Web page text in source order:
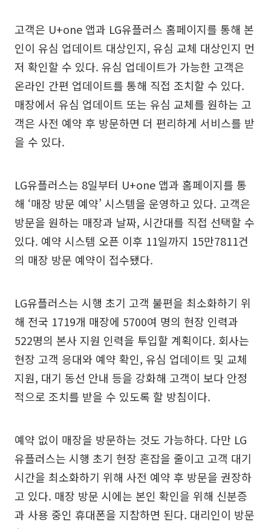
고객은 U+one 앱과 LG유플러스 홈페이지를 통해 본
인이 유심 업데이트 대상인지, 유심 교체 대상인지 먼
저 확인할 수 있다. 유심 업데이트가 가능한 고객은
온라인 간편 업데이트를 통해 직접 조치할 수 있다.
매장에서 유심 업데이트 또는 유심 교체를 원하는 고
객은 사전 예약 후 방문하면 더 편리하게 서비스를 받
을 수 있다.
LG유플러스는 8일부터 U+one 앱과 홈페이지를 통
해 ‘매장 방문 예약’ 시스템을 운영하고 있다. 고객은
방문을 원하는 매장과 날짜, 시간대를 직접 선택할 수
있다. 예약 시스템 오픈 이후 11일까지 15만7811건
의 매장 방문 예약이 접수됐다.
LG유플러스는 시행 초기 고객 불편을 최소화하기 위
해 전국 1719개 매장에 5700여 명의 현장 인력과
522명의 본사 지원 인력을 투입할 계획이다. 회사는
현장 고객 응대와 예약 확인, 유심 업데이트 및 교체
지원, 대기 동선 안내 등을 강화해 고객이 보다 안정
적으로 조치를 받을 수 있도록 할 방침이다.
예약 없이 매장을 방문하는 것도 가능하다. 다만 LG
유플러스는 시행 초기 현장 혼잡을 줄이고 고객 대기
시간을 최소화하기 위해 사전 예약 후 방문을 권장하
고 있다. 매장 방문 시에는 본인 확인을 위해 신분증
과 사용 중인 휴대폰을 지참하면 된다. 대리인이 방문